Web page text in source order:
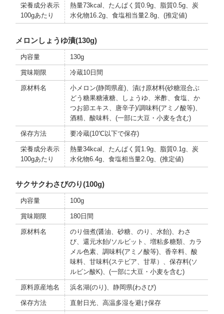
栄養成分表示
100gあたり
熱量73kcal、たんぱく質0.9g、脂質0.5g、炭
水化物16.2g、食塩相当量2.8g、(推定値)
メロンしょうゆ漬(130g)
内容量 130g
賞味期限 冷蔵10日間
原材料名
小メロン(静岡県産)、漬け原材料(砂糖混合ぶ
どう糖果糖液糖、しょうゆ、米酢、食塩、か
つお節エキス、唐辛子)/調味料(アミノ酸等)、
酒精、酸味料、(一部に大豆・小麦を含む)
保存方法 要冷蔵(10℃以下で保存)
栄養成分表示
100gあたり
熱量34kcal、たんぱく質1.9g、脂質0.1g、炭
水化物6.4g、食塩相当量2.0g、(推定値)
サクサクわさびのり(100g)
内容量 100g
賞味期限 180日間
原材料名
のり佃煮(醤油、砂糖、のり、水飴)、わさ
び、還元水飴/ソルビット、増粘多糖類、カラ
メル色素、調味料(アミノ酸等)、香辛料、酸
味料、甘味料(ステビア、甘草）、保存料(ソ
ルビン酸K)、(一部に大豆・小麦を含む)
原料原産地名 浜名湖(のり)、静岡県(わさび)
保存方法 直射日光、高温多湿を避け保存